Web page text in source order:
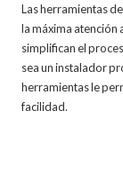
Las herramientas
la máxima atención
simplifican el
sea un instalador
herramientas le
facilidad.